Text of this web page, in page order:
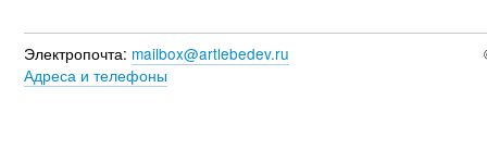
Электропочта: mailbox@artlebedev.ru
Адреса и телефоны